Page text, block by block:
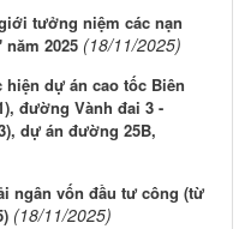
tưởng niệm các nạn
2025 (18/11/2025)
dự án cao tốc Biên
đường Vành đai 3 -
dự án đường 25B,
ngân vốn đầu tư công (từ
(18/11/2025)